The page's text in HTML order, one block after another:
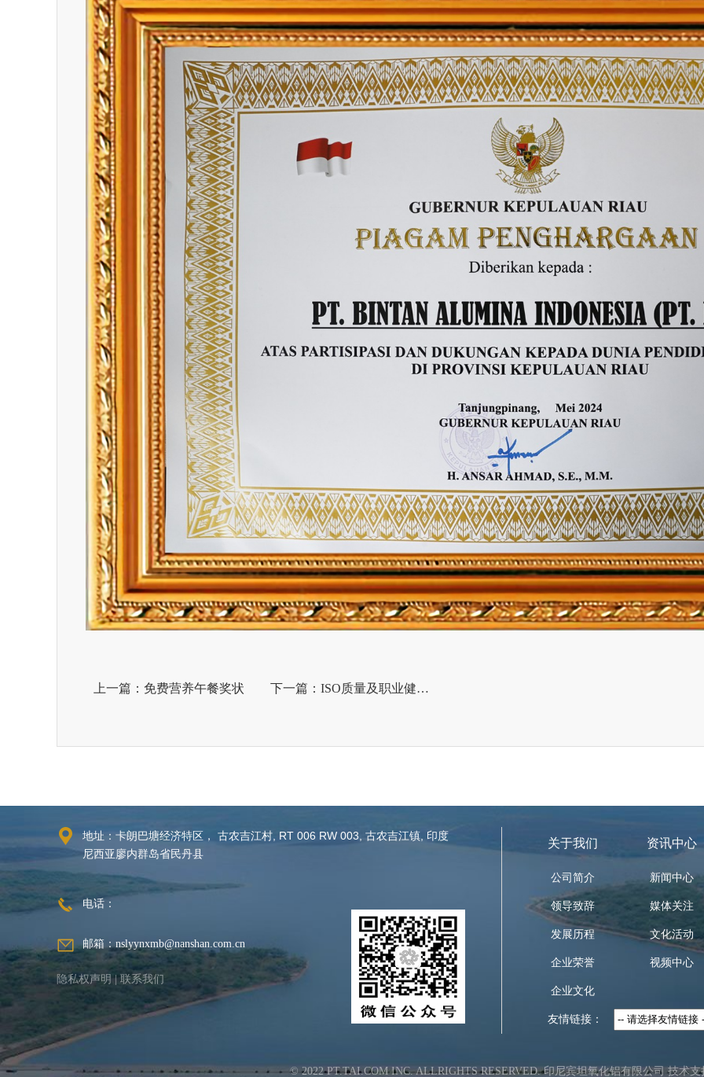
上一篇：免费营养午餐奖状 下一篇：ISO质量及职业健康安全管理体系认证证书
地址：卡朗巴塘经济特区， 古农吉江村, RT 006 RW 003, 古农吉江镇, 印度
尼西亚廖内群岛省民丹县
电话：
邮箱：nslyynxmb@nanshan.com.cn
隐私权声明 |联系我们
关于我们
公司简介
领导致辞
发展历程
企业荣誉
企业文化
资讯中心
新闻中心
媒体关注
文化活动
视频中心
友情链接：
© 2022 PT.TAI.COM INC. ALLRIGHTS RESERVED. 印尼宾坦氧化铝有限公司 技术支